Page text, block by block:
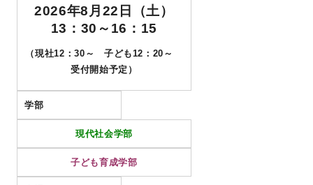
2026年8月22日（土）
13：30～16：15
（現社12：30～ 子ども12：20～
受付開始予定）
学部
現代社会学部
子ども育成学部